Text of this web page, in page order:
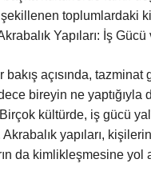
şekillenen toplumlardaki
Yapıları: İş
bakış açısında,
bireyin ne
kültürde, iş gücü
Akrabalık yapıları,
da kimlikleşmesine yol